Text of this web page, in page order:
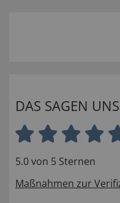
DAS SAGEN
5.0 von 5 Sternen
Maßnahmen zur